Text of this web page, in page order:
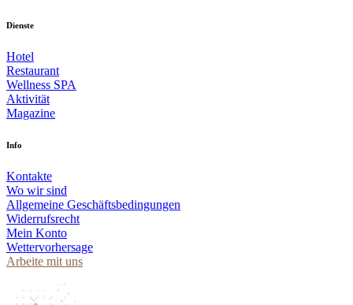
Dienste
Hotel
Restaurant
Wellness SPA
Aktivität
Magazine
Info
Kontakte
Wo wir sind
Allgemeine Geschäftsbedingungen
Widerrufsrecht
Mein Konto
Wettervorhersage
Arbeite mit uns